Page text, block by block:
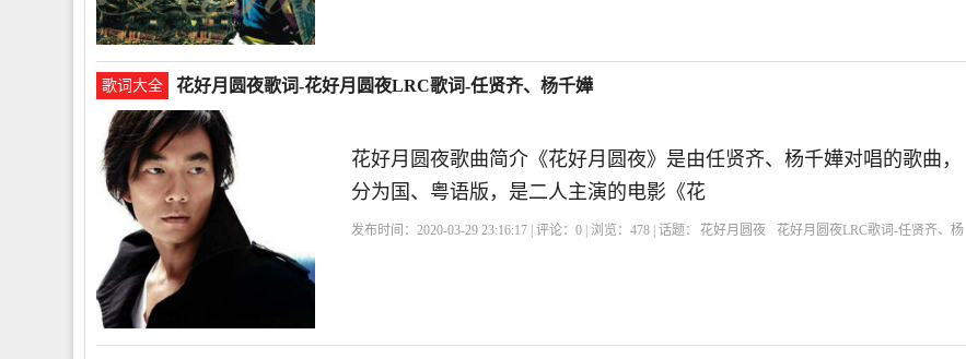
歌词大全 花好月圆夜歌词-花好月圆夜LRC歌词-任贤齐、杨千嬅
花好月圆夜歌曲简介《花好月圆夜》是由任贤齐、杨千嬅对唱的歌曲，
分为国、粤语版，是二人主演的电影《花
发布时间：2020-03-29 23:16:17 | 评论：0 | 浏览：478 | 话题： 花好月圆夜
花好月圆夜LRC歌词-任贤齐、杨